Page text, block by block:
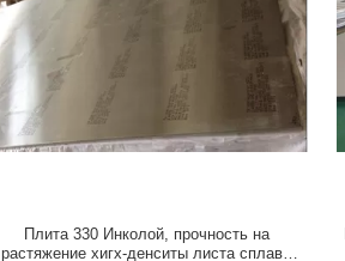
Плита 330 Инколой, прочность на
растяжение хигх-денситы листа сплава